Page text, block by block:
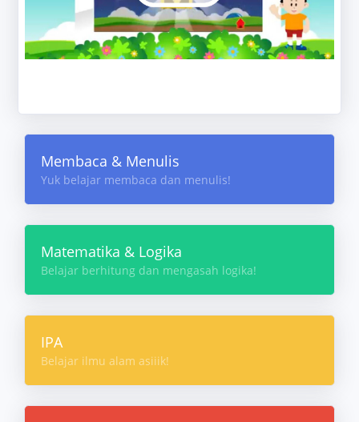
Membaca & Menulis
Yuk belajar membaca dan menulis!
Matematika & Logika
Belajar berhitung dan mengasah logika!
IPA
Belajar ilmu alam asiiik!